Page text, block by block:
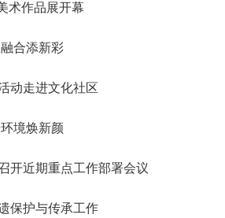
术作品展开幕
合添新彩
动走进文化社区
境焕新颜
开近期重点工作部署会议
保护与传承工作